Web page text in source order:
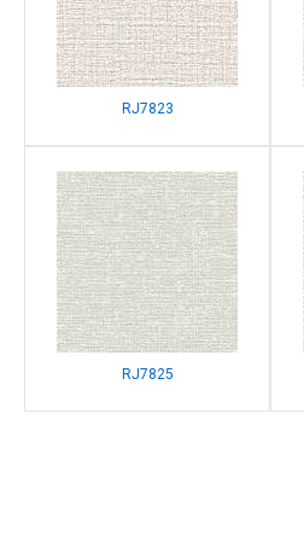
RJ7823
RJ7825